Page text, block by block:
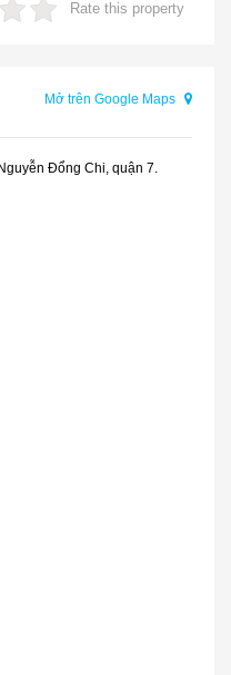
Rate this property
Mở trên Google Maps
Đổng Chi, quận 7.